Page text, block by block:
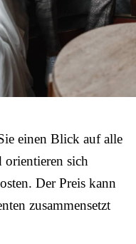
einen Blick auf alle
sich
Der Preis kann
zusammensetzt